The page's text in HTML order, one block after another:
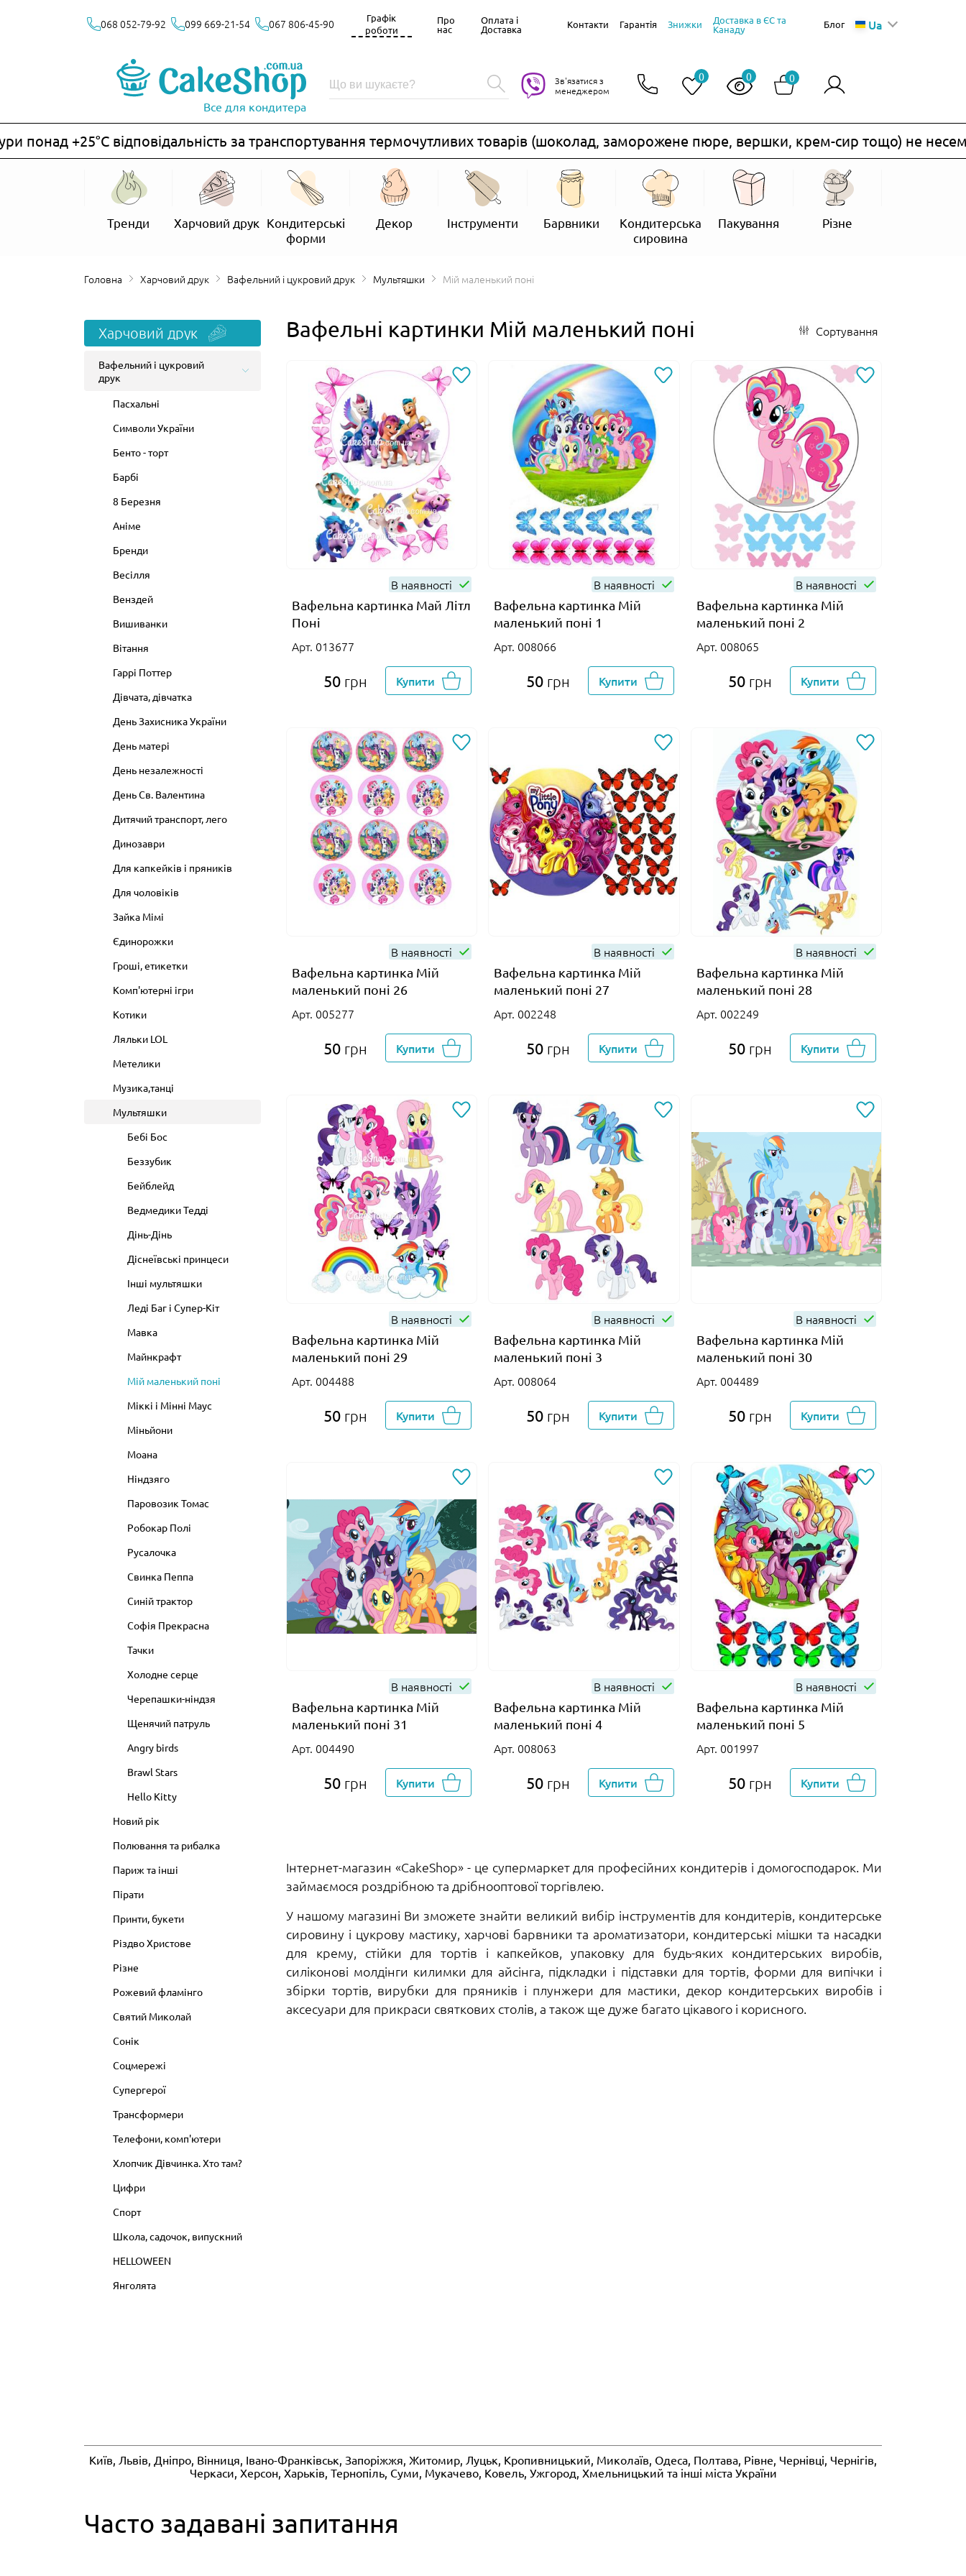
Все для кондитера
0
0 0
Зв'язатися з
менеджером
068 052-79-92 099 669-21-54 067 806-45-90
Графік
роботи
Про
нас
Оплата і
Доставка Контакти Гарантія Знижки Доставка в ЄС та
Канаду Блог Ua
+25°C відповідальність за транспортування термочутливих товарів (шоколад, заморожене пюре, вершки, крем-сир тощо) не несемо.
Тренди Харчовий друк Кондитерські
форми
Декор Інструменти Барвники
Кондитерська
сировина
Пакування Різне
Головна Харчовий друк Вафельний і цукровий друк Мультяшки Мій маленький поні
Харчовий друк
Вафельний і цукровий
друк
Пасхальні
Символи України
Бенто - торт
Барбі
8 Березня
Аніме
Бренди
Весілля
Венздей
Вишиванки
Вітання
Гаррі Поттер
Дівчата, дівчатка
День Захисника України
День матері
День незалежності
День Св. Валентина
Дитячий транспорт, лего
Динозаври
Для капкейків і пряників
Для чоловіків
Зайка Мімі
Єдинорожки
Гроші, етикетки
Комп'ютерні ігри
Котики
Ляльки LOL
Метелики
Музика,танці
Мультяшки
Бебі Бос
Беззубик
Бейблейд
Ведмедики Тедді
Дінь-Дінь
Діснеївські принцеси
Інші мультяшки
Леді Баг і Супер-Кіт
Мавка
Майнкрафт
Мій маленький поні
Міккі і Мінні Маус
Міньйони
Моана
Ніндзяго
Паровозик Томас
Робокар Полі
Русалочка
Свинка Пеппа
Синій трактор
Софія Прекрасна
Тачки
Холодне серце
Черепашки-ніндзя
Щенячий патруль
Angry birds
Brawl Stars
Hello Kitty
Новий рік
Полювання та рибалка
Париж та інші
Пірати
Принти, букети
Різдво Христове
Різне
Рожевий фламінго
Святий Миколай
Сонік
Соцмережі
Супергерої
Трансформери
Телефони, комп'ютери
Хлопчик Дівчинка. Хто там?
Цифри
Спорт
Школа, садочок, випускний
HELLOWEEN
Янголята
Сортування
Вафельні картинки Мій маленький поні
В наявності
Вафельна картинка Май Літл
Поні
Арт. 013677
50 грн Купити
В наявності
Вафельна картинка Мій
маленький поні 1
Арт. 008066
50грн Купити
В наявності
Вафельна картинка Мій
маленький поні 2
Арт. 008065
50грн Купити
В наявності
Вафельна картинка Мій
маленький поні 26
Арт. 005277
50 грн Купити
В наявності
Вафельна картинка Мій
маленький поні 27
Арт. 002248
50грн Купити
В наявності
Вафельна картинка Мій
маленький поні 28
Арт. 002249
50грн Купити
В наявності
Вафельна картинка Мій
маленький поні 29
Арт. 004488
50 грн Купити
В наявності
Вафельна картинка Мій
маленький поні 3
Арт. 008064
50грн Купити
В наявності
Вафельна картинка Мій
маленький поні 30
Арт. 004489
50грн Купити
В наявності
Вафельна картинка Мій
маленький поні 31
Арт. 004490
50 грн Купити
В наявності
Вафельна картинка Мій
маленький поні 4
Арт. 008063
50грн Купити
В наявності
Вафельна картинка Мій
маленький поні 5
Арт. 001997
50грн Купити
Інтернет-магазин «CakeShop» - це супермаркет для професійних кондитерів і домогосподарок. Ми
займаємося роздрібною та дрібнооптової торгівлею.
У нашому магазині Ви зможете знайти великий вибір інструментів для кондитерів, кондитерське
сировину і цукрову мастику, харчові барвники та ароматизатори, кондитерські мішки та насадки
для крему, стійки для тортів і капкейков, упаковку для будь-яких кондитерських виробів,
силіконові молдінги килимки для айсінга, підкладки і підставки для тортів, форми для випічки і
збірки тортів, вирубки для пряників і плунжери для мастики, декор кондитерських виробів і
аксесуари для прикраси святкових столів, а також ще дуже багато цікавого і корисного.
Київ, Львів, Дніпро, Вінниця, Івано-Франківськ, Запоріжжя, Житомир, Луцьк, Кропивницький, Миколаїв, Одеса, Полтава, Рівне, Чернівці, Чернігів,
Черкаси, Херсон, Харьків, Тернопіль, Суми, Мукачево, Ковель, Ужгород, Хмельницький та інші міста України
Часто задавані запитання